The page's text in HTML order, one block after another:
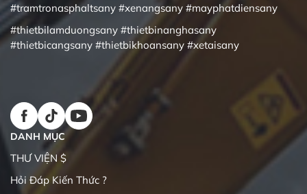
#tramtronasphaltsany #xenangsany #mayphatdiensany
#thietbilamduongsany #thietbinanghasany
#thietbicangsany #thietbikhoansany #xetaisany
DANH MỤC
THƯ VIỆN $
Hỏi Đáp Kiến Thức ?